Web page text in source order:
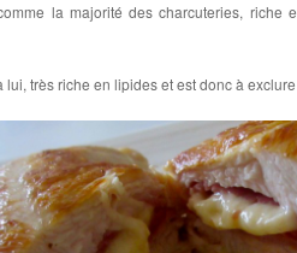
la majorité des charcuteries, riche
lui, très riche en lipides et est donc à